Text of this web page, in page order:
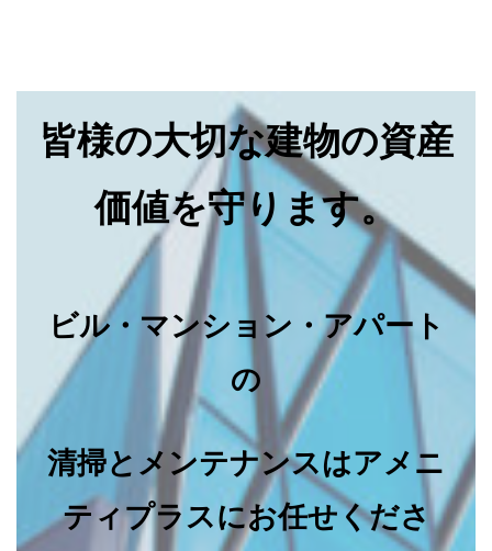
皆様の大切な建物の資産
価値を守ります。
ビル・マンション・アパート
の
清掃とメンテナンスはアメニ
ティプラスにお任せくださ